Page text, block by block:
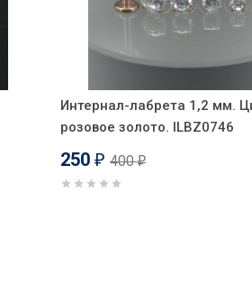
Интернал-лабрета 1,2 мм.
розовое золото. ILBZ0746
250 ₽ 400₽